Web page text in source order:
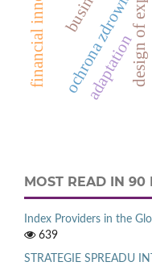
ochrona zdrowia
adaptation
MOST READ IN 90
Index Providers in the
639
STRATEGIE SPREADU